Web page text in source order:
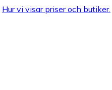
Hur vi visar priser och butiker.